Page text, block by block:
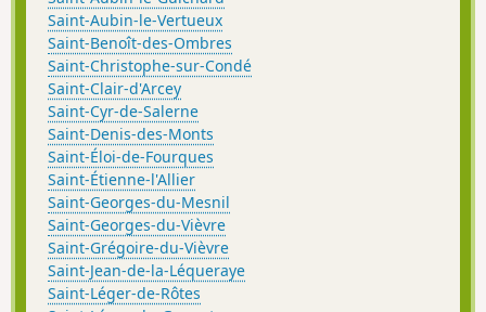
Saint-Aubin-le-Vertueux
Saint-Benoît-des-Ombres
Saint-Christophe-sur-Condé
Saint-Clair-d'Arcey
Saint-Cyr-de-Salerne
Saint-Denis-des-Monts
Saint-Éloi-de-Fourques
Saint-Étienne-l'Allier
Saint-Georges-du-Mesnil
Saint-Georges-du-Vièvre
Saint-Grégoire-du-Vièvre
Saint-Jean-de-la-Léqueraye
Saint-Léger-de-Rôtes